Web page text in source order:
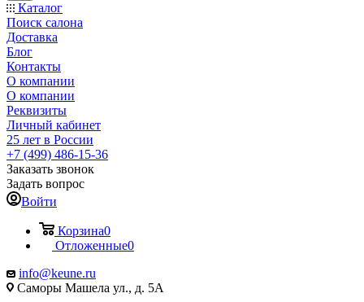
Каталог
Поиск салона
Доставка
Блог
Контакты
О компании
О компании
Реквизиты
Личный кабинет
25 лет в России
+7 (499) 486-15-36
Заказать звонок
Задать вопрос
Войти
Корзина0
Отложенные0
info@keune.ru
Саморы Машела ул., д. 5А